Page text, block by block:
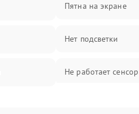
Пятна на экране
Нет подсветки
Не работает сенсор